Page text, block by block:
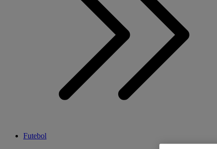
Futebol